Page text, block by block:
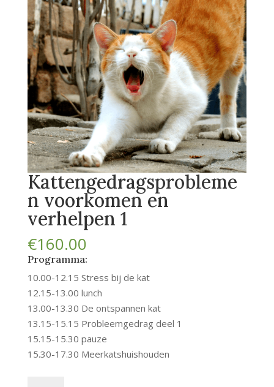
Kattengedragsprobleme
n voorkomen en
verhelpen 1
€160.00
Programma:
10.00-12.15 Stress bij de kat
12.15-13.00 lunch
13.00-13.30 De ontspannen kat
13.15-15.15 Probleemgedrag deel 1
15.15-15.30 pauze
15.30-17.30 Meerkatshuishouden